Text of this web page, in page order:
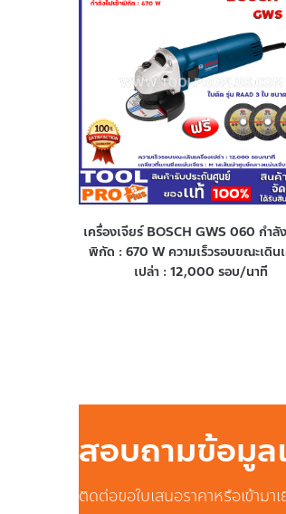
เครื่องเจียร์ BOSCH GWS 060 กำลั
พิกัด : 670 W ความเร็วรอบขณะเดิน
เปล่า : 12,000 รอบ/นาที
สอบถามข้อมูล
ติดต่อขอใบเสนอราคาหรือเข้าม